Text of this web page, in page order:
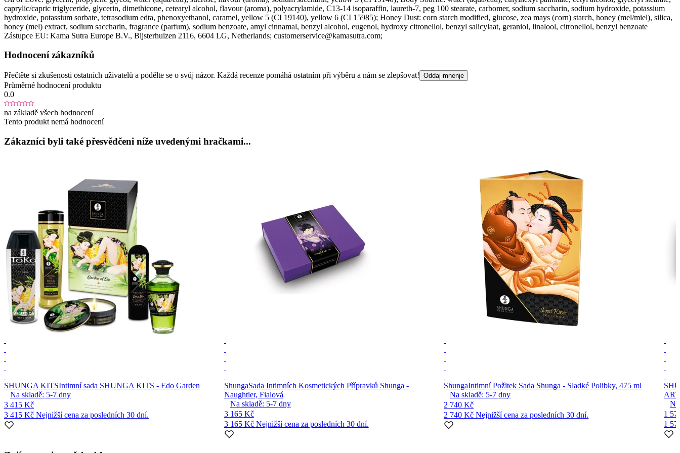
caprylic/capric triglyceride, glycerin, dimethicone, cetearyl alcohol, flavour (aroma), polyacrylamide, C13-14 isoparaffin, laureth-7, peg 100 stearate, carbomer, sodium saccharin, sodium hydroxide, potassium
hydroxide, potassium sorbate, tetrasodium edta, phenoxyethanol, caramel, yellow 5 (CI 19140), yellow 6 (CI 15985); Honey Dust: corn starch modified, glucose, zea mays (corn) starch, honey (mel/miel), silica,
honey (mel) extract, sodium saccharin, fragrance (parfum), sodium benzoate, amyl cinnamal, benzyl alcohol, eugenol, hydroxy citronellol, benzyl salicylaat, geraniol, linalool, citronellol, benzyl benzoate
Zástupce EU: Kama Sutra Europe B.V., Bijsterhuizen 2116, 6604 LG, Netherlands; customerservice@kamasutra.com;
Hodnocení zákazníků
Přečtěte si zkušenosti ostatních uživatelů a podělte se o svůj názor. Každá recenze pomáhá ostatním při výběru a nám se zlepšovat! Oddaj mnenje
Průměrné hodnocení produktu
0.0
na základě všech hodnocení
Tento produkt nemá hodnocení
Zákazníci byli také přesvědčeni níže uvedenými hračkami...
SHUNGA KITSIntimní sada SHUNGA KITS - Edo Garden
Na skladě: 5-7 dny
3 415 Kč
3 415 Kč Nejnižší cena za posledních 30 dní.
ShungaSada Intimních Kosmetických Přípravků Shunga -
Naughtier, Fialová
Na skladě: 5-7 dny
3 165 Kč
3 165 Kč Nejnižší cena za posledních 30 dní.
ShungaIntimní Požitek Sada Shunga - Sladké Polibky, 475 ml
Na skladě: 5-7dny
2 740 Kč
2 740 KčNejnižší cena za posledních 30 dní.
1
1